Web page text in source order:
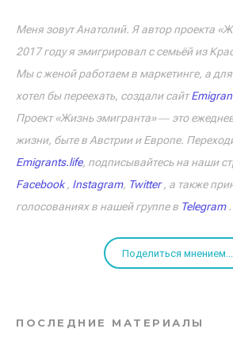
Меня зовут Анатолий. Я автор проекта
2017 году я эмигрировал с семьёй из
Мы с женой работаем в маркетинге, а
хотел бы переехать, создали сайт
Проект «Жизнь эмигранта» ― это
жизни, быте в Австрии и Европе.
Emigrants.life, подписывайтесь на наши
Facebook, Instagram, Twitter, а также
голосованиях в нашей группе в Telegram.
Поделиться мнением...
ПОСЛЕДНИЕ МАТЕРИАЛЫ